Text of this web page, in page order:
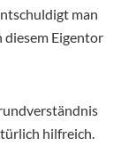
man
diesem Eigentor
hilfreich.